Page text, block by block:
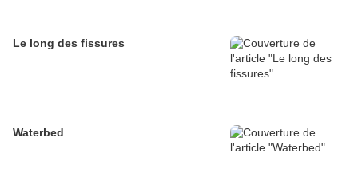
Le long des fissures
Waterbed